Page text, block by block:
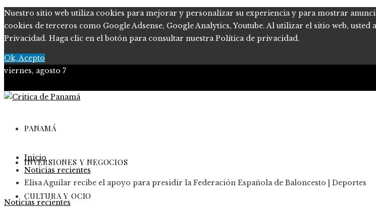
Nuestro sitio web utiliza cookies para mejorar y personalizar su experiencia y para mostrar
cookies de terceros como Google Adsense, Google Analytics, Youtube. Al utilizar el sitio web,
Privacidad. Haga clic en el botón para consultar nuestra Política de privacidad.
Ok, Acepto
viernes, agosto 7
PANAMÁ
INVERSIONES Y NEGOCIOS
CULTURA Y OCIO
Inicio
Noticias recientes
Elisa Aguilar recibe el apoyo para presidir la Federación Española de Baloncesto | Deportes
Noticias recientes